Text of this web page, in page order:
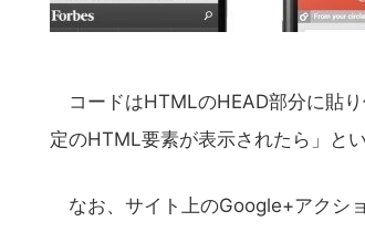
コードはHTMLのHEAD部分に貼
定のHTML要素が表示されたら」と
なお、サイト上のGoogle+アクシ